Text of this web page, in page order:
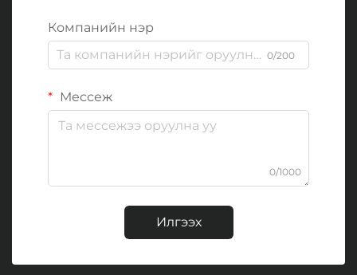
Компанийн нэр
0/200
Мессеж
0/1000
Илгээх